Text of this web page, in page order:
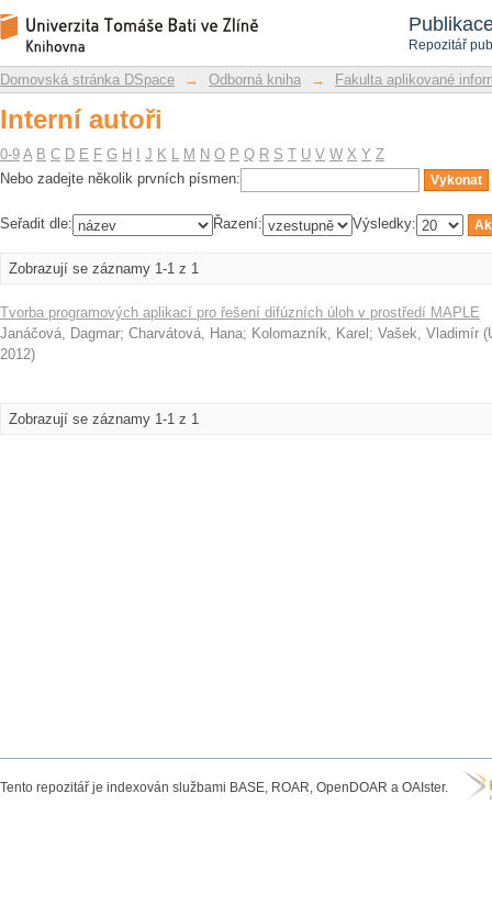
Repozitář
Interní autoři
Repozitář DSpace/Manakin
Domovská stránka DSpace → Odborná kniha → Fakulta aplikované
Interní autoři
0-9 A B C D E F G H J K L M N O P Q R S T U V W X Y Z
Nebo zadejte několik prvních písmen:
Seřadit dle: Řazení: Výsledky:
Zobrazují se záznamy 1-1 z 1
Tvorba programových aplikací pro řešení difúzních úloh v prostředí MAPLE
Janáčová, Dagmar; Charvátová, Hana; Kolomazník, Karel ; Vašek, Vladimír (
2012)
Zobrazují se záznamy 1-1 z 1
Tento repozitář je indexován službami BASE, ROAR, OpenDOAR a OAIster.